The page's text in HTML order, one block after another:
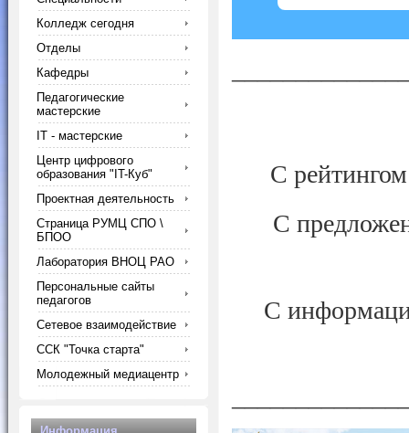
С
С
С
Колледж сегодня
Отделы
Кафедры
Педагогические
мастерские
IT - мастерские
Центр цифрового
образования "IT-Куб"
Проектная деятельность
Страница РУМЦ СПО \
БПОО
Лаборатория ВНОЦ РАО
Персональные сайты
педагогов
Сетевое взаимодействие
ССК "Точка старта"
Молодежный медиацентр